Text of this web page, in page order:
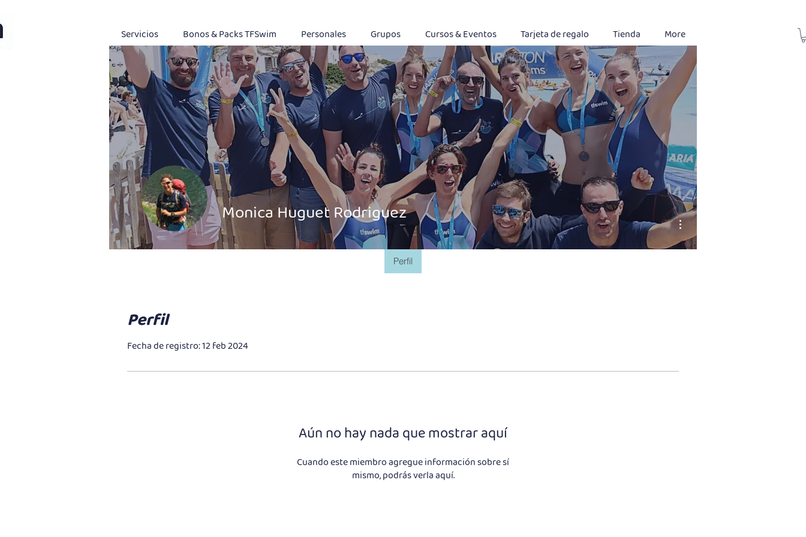
Servicios Bonos & Packs TFSwim Personales Grupos Cursos & Eventos Tarjeta de regalo Tienda More
Perfil
Fecha de registro: 12 feb 2024
Aún no hay nada que mostrar aquí
Cuando este miembro agregue información sobre sí
mismo, podrás verla aquí.
Monica Huguet Rodriguez Más acciones
Perfil